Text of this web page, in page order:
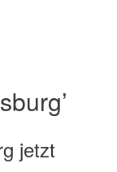
jetzt